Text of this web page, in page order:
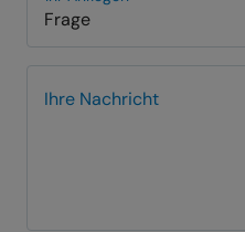
Ihre Nachricht